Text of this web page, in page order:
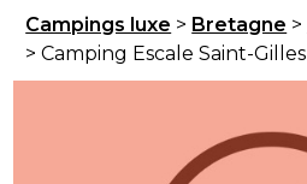
Campings luxe > Bretagne >
> Camping Escale Saint-Gilles